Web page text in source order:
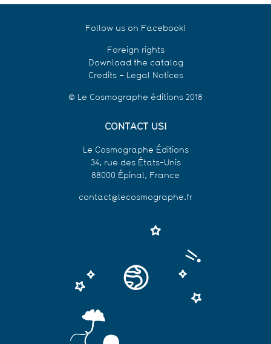
Follow us on Facebook!
Foreign rights
Download the catalog
Credits – Legal Notices
© Le Cosmographe éditions 2018
CONTACT US!
Le Cosmographe Éditions
34, rue des États-Unis
88000 Épinal, France
contact@lecosmographe.fr